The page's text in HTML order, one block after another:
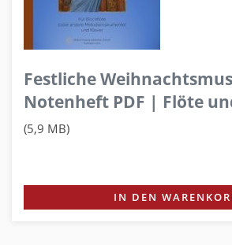
Festliche
Notenheft PDF | Flöte
(5,9 MB)
IN DEN